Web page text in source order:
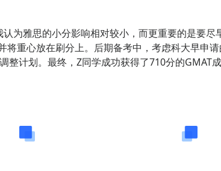
为雅思的小分影响相对较小，而更重要的是要尽
将重心放在刷分上。后期备考中，考虑科大早申
整计划。最终，Z同学成功获得了710分的GMAT